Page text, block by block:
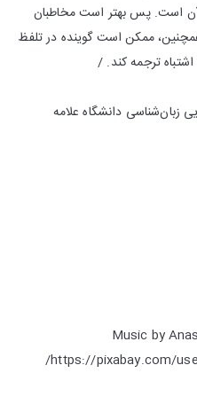
آن است. پس بهتر است مخاطبان
ممکن است گوینده در تلفظ
ترجمه کند. /
دانشگاه علامه
Music by
https://pixabay.com/